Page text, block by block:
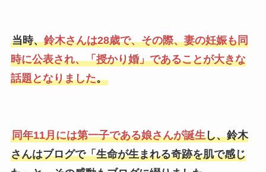
当時、鈴木さんは28歳で、その際、妻の妊娠も同
時に公表され、「授かり婚」であることが大きな
話題となりました。
同年11月には第一子である娘さんが誕生し、鈴木
さんはブログで「生命が生まれる奇跡を肌で感じ